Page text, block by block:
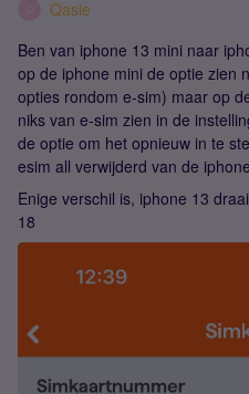
Qasie
Ben van iphone 13 mini naar
op de iphone mini de optie zien
opties rondom e-sim) maar op
niks van e-sim zien in de
de optie om het opnieuw in te
esim all verwijderd van de
Enige verschil is, iphone 13
18